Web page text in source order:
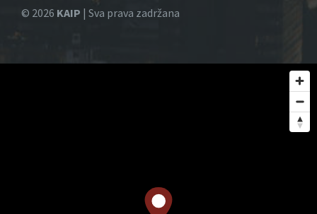
© 2026 KAIP | Sva prava zadržana